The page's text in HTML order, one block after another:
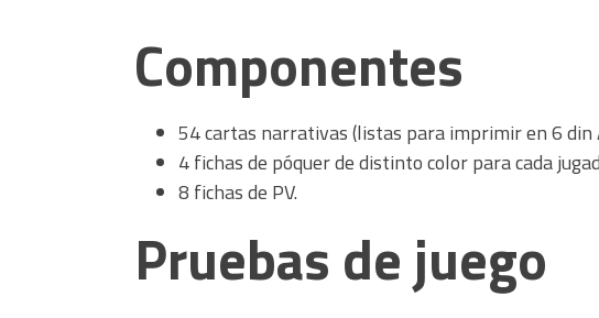
Componentes
54 cartas narrativas (listas para imprimir en 6 din
4 fichas de póquer de distinto color para cada
8 fichas de PV.
Pruebas de juego